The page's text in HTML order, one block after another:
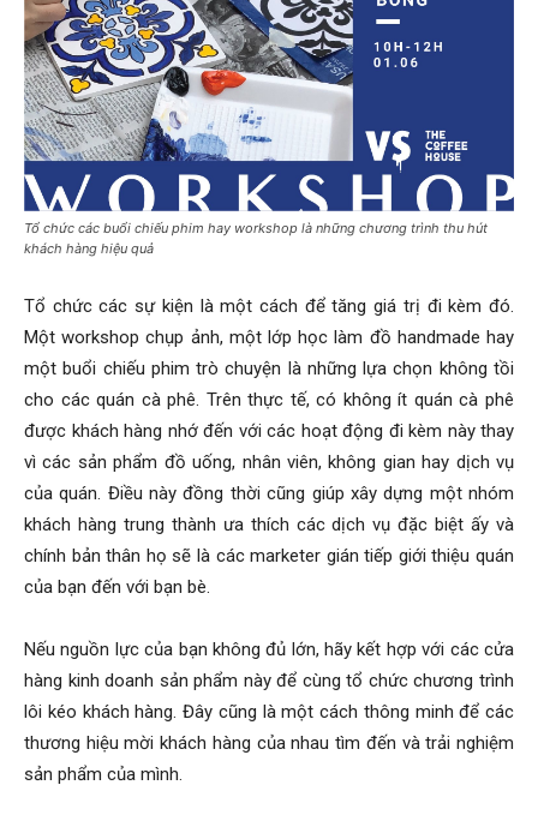
Tổ chức các buổi chiếu phim hay workshop là những chương trình thu hút
khách hàng hiệu quả
Tổ chức các sự kiện là một cách để tăng giá trị đi kèm đó.
Một workshop chụp ảnh, một lớp học làm đồ handmade hay
một buổi chiếu phim trò chuyện là những lựa chọn không tồi
cho các quán cà phê. Trên thực tế, có không ít quán cà phê
được khách hàng nhớ đến với các hoạt động đi kèm này thay
vì các sản phẩm đồ uống, nhân viên, không gian hay dịch vụ
của quán. Điều này đồng thời cũng giúp xây dựng một nhóm
khách hàng trung thành ưa thích các dịch vụ đặc biệt ấy và
chính bản thân họ sẽ là các marketer gián tiếp giới thiệu quán
của bạn đến với bạn bè.
Nếu nguồn lực của bạn không đủ lớn, hãy kết hợp với các cửa
hàng kinh doanh sản phẩm này để cùng tổ chức chương trình
lôi kéo khách hàng. Đây cũng là một cách thông minh để các
thương hiệu mời khách hàng của nhau tìm đến và trải nghiệm
sản phẩm của mình.